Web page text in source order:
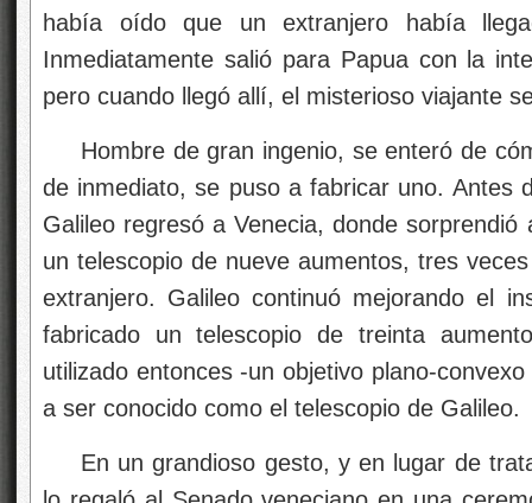
había oído que un extranjero había
Inmediatamente salió para Papua con la
pero cuando llegó allí, el misterioso viajante
Hombre de gran ingenio, se enteró de
de inmediato, se puso a fabricar uno. Antes
Galileo regresó a Venecia, donde
un telescopio de nueve aumentos, tres
extranjero. Galileo continuó mejorando el
fabricado un telescopio de treinta
utilizado entonces -un objetivo plano-
a ser conocido como el telescopio de Galileo.
En un grandioso gesto, y en lugar de